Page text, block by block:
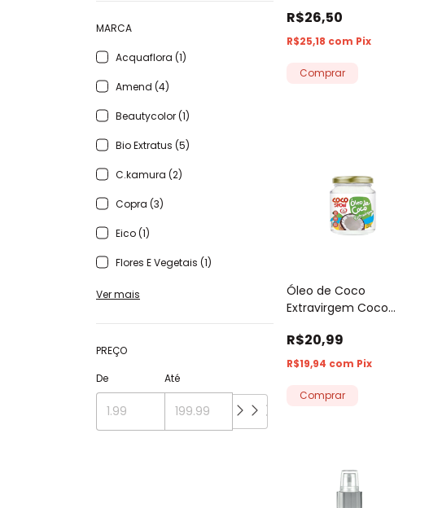
MARCA
Acquaflora (1)
Amend (4)
Beautycolor (1)
Bio Extratus (5)
C.kamura (2)
Copra (3)
Eico (1)
Flores E Vegetais (1)
Ver mais
PREÇO
De
Até
R$26,50
R$25,18 com Pix
Óleo de Coco
Extravirgem Coco
Vidro
R$20,99
R$19,94 com Pix
Comprar